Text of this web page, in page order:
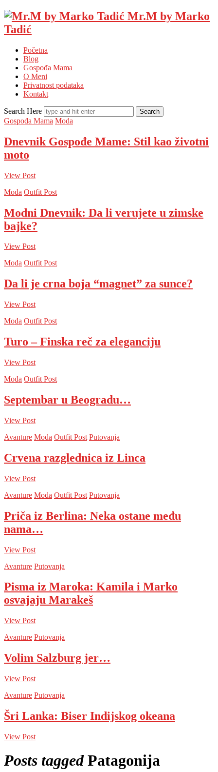
Mr.M by Marko
Tadić
Početna
Blog
Gospođa Mama
O Meni
Privatnost podataka
Kontakt
Search Here
Gospođa Mama Moda
Dnevnik Gospođe Mame: Stil kao životni
moto
View Post
Moda Outfit Post
Modni Dnevnik: Da li verujete u zimske
bajke?
View Post
Moda Outfit Post
Da li je crna boja “magnet” za sunce?
View Post
Moda Outfit Post
Turo – Finska reč za eleganciju
View Post
Moda Outfit Post
Septembar u Beogradu…
View Post
Avanture Moda Outfit Post Putovanja
Crvena razglednica iz Linca
View Post
Avanture Moda Outfit Post Putovanja
Priča iz Berlina: Neka ostane među
nama…
View Post
Avanture Putovanja
Pisma iz Maroka: Kamila i Marko
osvajaju Marakeš
View Post
Avanture Putovanja
Volim Salzburg jer…
View Post
Avanture Putovanja
Šri Lanka: Biser Indijskog okeana
View Post
Posts tagged Patagonija